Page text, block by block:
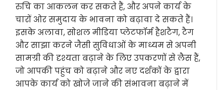
रुचि का आकलन कर सकते हैं, और अपने कार्य के
चारों ओर समुदाय के भावना को बढ़ावा दे सकते हैं।
इसके अलावा, सोशल मीडिया प्लेटफॉर्म हैशटैग, टैग
और साझा करने जैसी सुविधाओं के माध्यम से अपनी
सामग्री की दृश्यता बढ़ाने के लिए उपकरणों से लैस हैं,
जो आपकी पहुंच को बढ़ाने और नए दर्शकों के द्वारा
आपके कार्य को खोजे जाने की संभावना बढ़ाने में